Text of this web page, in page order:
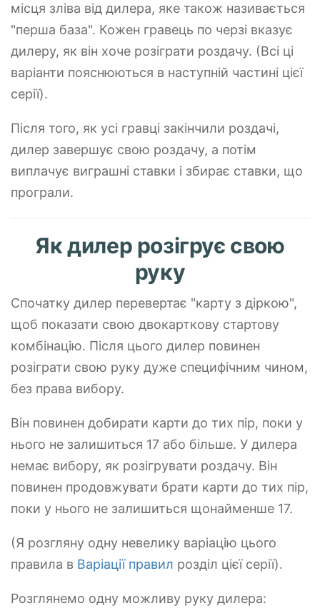
місця зліва від дилера, яке також називається
"перша база". Кожен гравець по черзі вказує
дилеру, як він хоче розіграти роздачу. (Всі ці
варіанти пояснюються в наступній частині цієї
серії).
Після того, як усі гравці закінчили роздачі,
дилер завершує свою роздачу, а потім
виплачує виграшні ставки і збирає ставки, що
програли.
Як дилер розігрує свою
руку
Спочатку дилер перевертає "карту з діркою",
щоб показати свою двокарткову стартову
комбінацію. Після цього дилер повинен
розіграти свою руку дуже специфічним чином,
без права вибору.
Він повинен добирати карти до тих пір, поки у
нього не залишиться 17 або більше. У дилера
немає вибору, як розігрувати роздачу. Він
повинен продовжувати брати карти до тих пір,
поки у нього не залишиться щонайменше 17.
(Я розгляну одну невелику варіацію цього
правила в Варіації правил розділ цієї серії).
Розглянемо одну можливу руку дилера: